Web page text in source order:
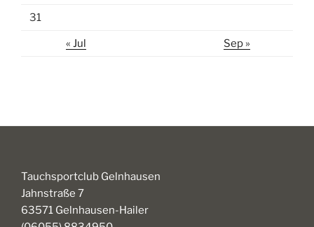
31
« Jul Sep »
Tauchsportclub Gelnhausen
Jahnstraße 7
63571 Gelnhausen-Hailer